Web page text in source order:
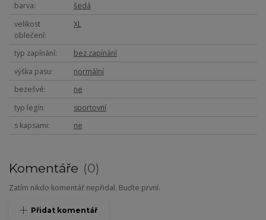
barva
šedá
velikost
oblečení
XL
typ zapínání
bez zapínání
výška pasu
normální
bezešvé
ne
typ legín
sportovní
s kapsami
ne
Komentáře 0
Zatím nikdo komentář nepřidal. Buďte první.
Přidat komentář